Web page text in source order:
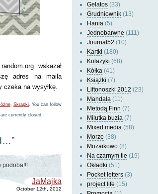
wskazał
adres na maila
na wysyłkę.
, Skrapki. You can follow
currently closed.
podoba!!!
JaMajka
October 12th, 2012
Gelatos (33)
Grudniownik (13)
Hania (5)
Jednobarwne (111)
Journal52 (10)
Kartki (180)
Kolażyki (68)
Kółka (41)
Książki (7)
Liftonoszki 2012 (23)
Mandala (11)
Metodą Finn (7)
Milutka buzia (7)
Mixed media (58)
Morze (38)
Mozaikowo (8)
Na czarnym tle (19)
Okładki (51)
Pocket letters (3)
project life (15)